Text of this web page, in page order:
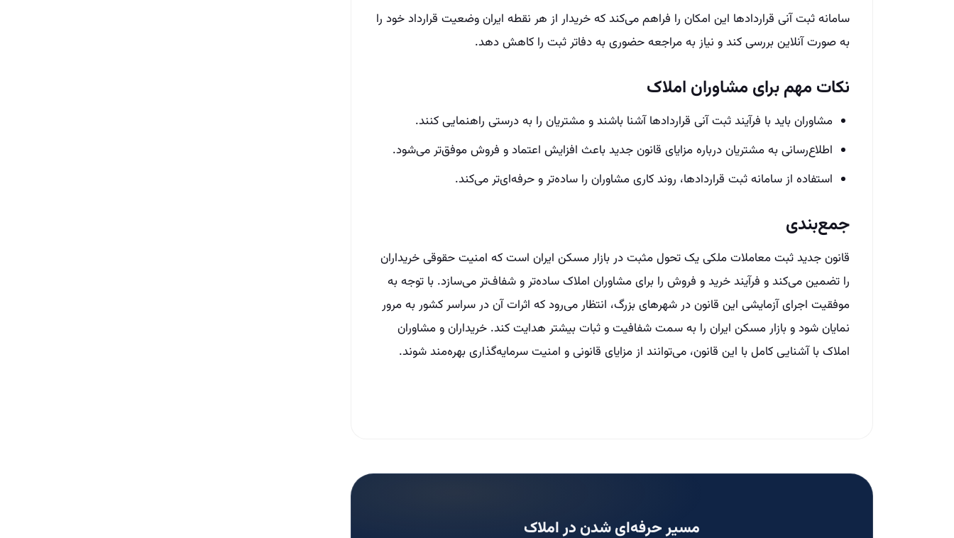
سامانه ثبت آنی قراردادها این امکان را فراهم می‌کند که خریدار از هر نقطه ایران وضعیت قرارداد خود را
به صورت آنلاین بررسی کند و نیاز به مراجعه حضوری به دفاتر ثبت را کاهش دهد.
نکات مهم برای مشاوران املاک
مشاوران باید با فرآیند ثبت آنی قراردادها آشنا باشند و مشتریان را به درستی راهنمایی کنند.
اطلاع‌رسانی به مشتریان درباره مزایای قانون جدید باعث افزایش اعتماد و فروش موفق‌تر می‌شود.
استفاده از سامانه ثبت قراردادها، روند کاری مشاوران را ساده‌تر و حرفه‌ای‌تر می‌کند.
جمع‌بندی
قانون جدید ثبت معاملات ملکی یک تحول مثبت در بازار مسکن ایران است که امنیت حقوقی خریداران
را تضمین می‌کند و فرآیند خرید و فروش را برای مشاوران املاک ساده‌تر و شفاف‌تر می‌سازد. با توجه به
موفقیت اجرای آزمایشی این قانون در شهرهای بزرگ، انتظار می‌رود که اثرات آن در سراسر کشور به مرور
نمایان شود و بازار مسکن ایران را به سمت شفافیت و ثبات بیشتر هدایت کند. خریداران و مشاوران
املاک با آشنایی کامل با این قانون، می‌توانند از مزایای قانونی و امنیت سرمایه‌گذاری بهره‌مند شوند.
مسیر حرفه‌ای شدن در املاک